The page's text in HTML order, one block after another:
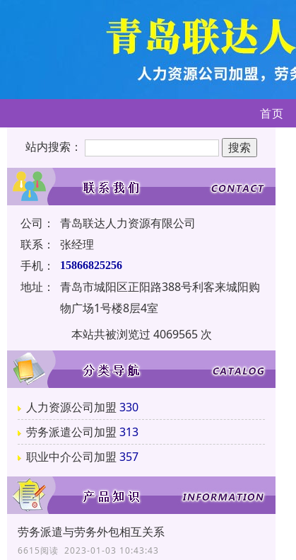
首页
站内搜索：
公司：
青岛联达人力资源有限公司
联系：
张经理
手机：
15866825256
地址：
青岛市城阳区正阳路388号利客来城阳购
物广场1号楼8层4室
本站共被浏览过 4069565 次
人力资源公司加盟 330
劳务派遣公司加盟 313
职业中介公司加盟 357
劳务派遣与劳务外包相互关系
6615阅读 2023-01-03 10:43:43